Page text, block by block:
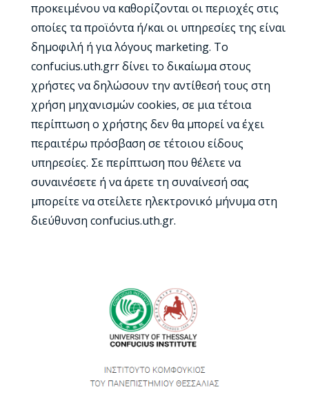
προκειμένου να καθορίζονται οι περιοχές στις
οποίες τα προϊόντα ή/και οι υπηρεσίες της είναι
δημοφιλή ή για λόγους marketing. Το
confucius.uth.grr δίνει το δικαίωμα στους
χρήστες να δηλώσουν την αντίθεσή τους στη
χρήση μηχανισμών cookies, σε μια τέτοια
περίπτωση ο χρήστης δεν θα μπορεί να έχει
περαιτέρω πρόσβαση σε τέτοιου είδους
υπηρεσίες. Σε περίπτωση που θέλετε να
συναινέσετε ή να άρετε τη συναίνεσή σας
μπορείτε να στείλετε ηλεκτρονικό μήνυμα στη
διεύθυνση confucius.uth.gr.